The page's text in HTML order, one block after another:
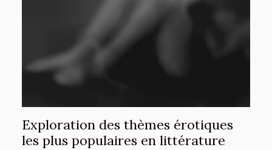
Exploration des thèmes érotiques
les plus populaires en littérature